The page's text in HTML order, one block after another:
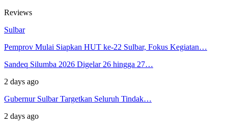
Reviews
Sulbar
Pemprov Mulai Siapkan HUT ke-22 Sulbar, Fokus Kegiatan…
Sandeq Silumba 2026 Digelar 26 hingga 27…
2 days ago
Gubernur Sulbar Targetkan Seluruh Tindak…
2 days ago